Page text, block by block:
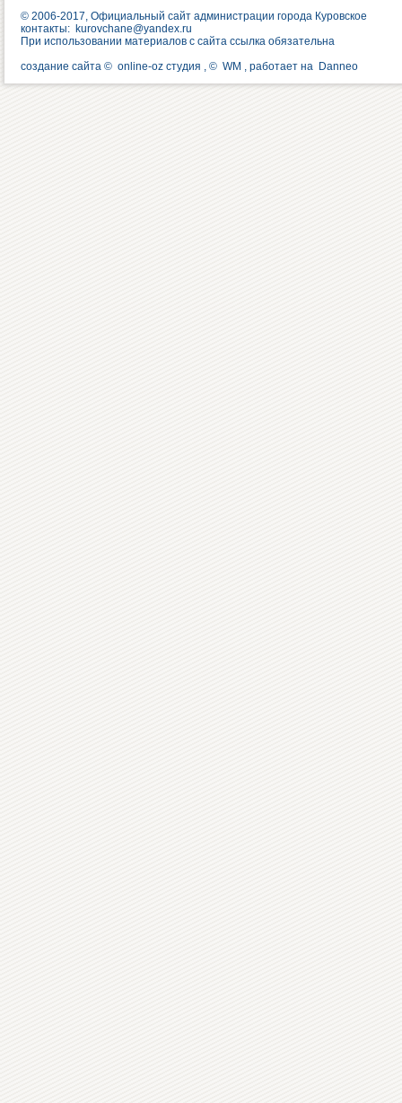
© 2006-2017, Официальный сайт администрации города Куровское
контакты: kurovchane@yandex.ru
При использовании материалов с сайта ссылка обязательна
создание сайта © online-oz студия , © WM , работает на Danneo